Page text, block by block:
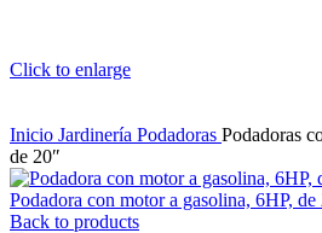
Click to enlarge
Inicio Jardinería Podadoras Podadoras
de 20″
Podadora con motor a gasolina, 6HP, de
Back to products